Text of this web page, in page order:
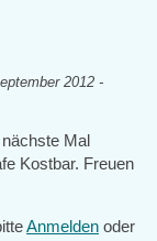
2012 -
Mal
Kostbar. Freuen
Anmelden oder